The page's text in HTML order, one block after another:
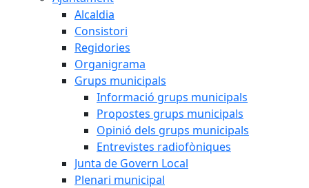
Alcaldia
Consistori
Regidories
Organigrama
Grups municipals
Informació grups municipals
Propostes grups municipals
Opinió dels grups municipals
Entrevistes radiofòniques
Junta de Govern Local
Plenari municipal